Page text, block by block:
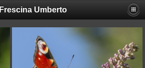
Frescina Umberto